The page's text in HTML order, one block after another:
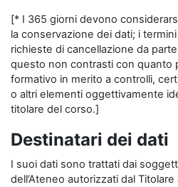
[* I 365 giorni devono
la conservazione dei dati; i
richieste di cancellazione da
questo non contrasti con quanto
formativo in merito a controlli,
o altri elementi oggettivamente
titolare del corso.]
Destinatari dei dati
I suoi dati sono trattati dai
dell’Ateneo autorizzati dal